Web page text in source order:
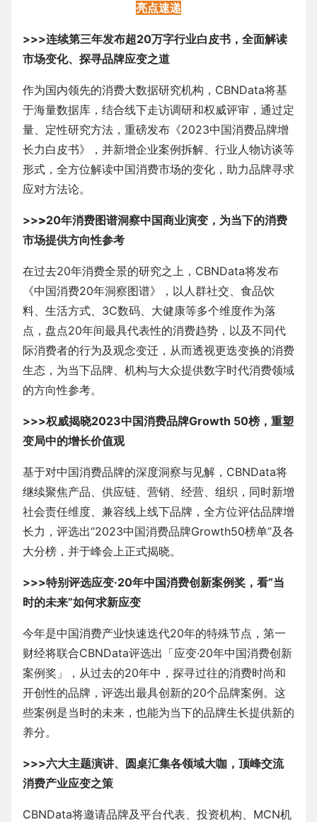
亮点速递
>>>连续第三年发布超20万字行业白皮书，全面解读
市场变化、探寻品牌应变之道
作为国内领先的消费大数据研究机构，CBNData将基
于海量数据库，结合线下走访调研和权威评审，通过定
量、定性研究方法，重磅发布《2023中国消费品牌增
长力白皮书》，并新增企业案例拆解、行业人物访谈等
形式，全方位解读中国消费市场的变化，助力品牌寻求
应对方法论。
>>>20年消费图谱洞察中国商业演变，为当下的消费
市场提供方向性参考
在过去20年消费全景的研究之上，CBNData将发布
《中国消费20年洞察图谱》，以人群社交、食品饮
料、生活方式、3C数码、大健康等多个维度作为落
点，盘点20年间最具代表性的消费趋势，以及不同代
际消费者的行为及观念变迁，从而透视更迭变换的消费
生态，为当下品牌、机构与大众提供数字时代消费领域
的方向性参考。
>>>权威揭晓2023中国消费品牌Growth 50榜，重塑
变局中的增长价值观
基于对中国消费品牌的深度洞察与见解，CBNData将
继续聚焦产品、供应链、营销、经营、组织，同时新增
社会责任维度、兼容线上线下品牌，全方位评估品牌增
长力，评选出“2023中国消费品牌Growth50榜单”及各
大分榜，并于峰会上正式揭晓。
>>>特别评选应变·20年中国消费创新案例奖，看“当
时的未来”如何求新应变
今年是中国消费产业快速迭代20年的特殊节点，第一
财经将联合CBNData评选出「应变·20年中国消费创新
案例奖」，从过去的20年中，探寻过往的消费时尚和
开创性的品牌，评选出最具创新的20个品牌案例。这
些案例是当时的未来，也能为当下的品牌生长提供新的
养分。
>>>六大主题演讲、圆桌汇集各领域大咖，顶峰交流
消费产业应变之策
CBNData将邀请品牌及平台代表、投资机构、MCN机